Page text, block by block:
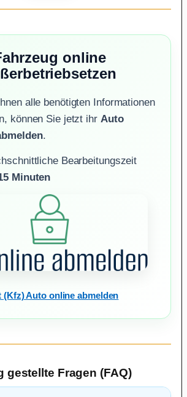
online
alle benötigten Informationen
können Sie jetzt ihr Auto
.
Bearbeitungszeit
Minuten
(Kfz) Auto online abmelden
gestellte Fragen (FAQ)